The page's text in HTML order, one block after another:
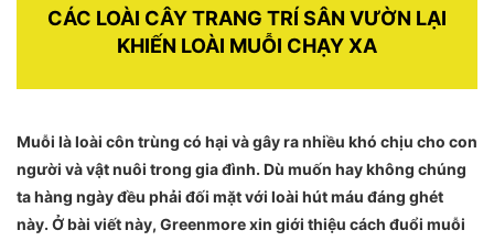
CÁC LOÀI CÂY TRANG TRÍ SÂN VƯỜN LẠI
KHIẾN LOÀI MUỖI CHẠY XA
Muỗi là loài côn trùng có hại và gây ra nhiều khó chịu cho con
người và vật nuôi trong gia đình. Dù muốn hay không chúng
ta hàng ngày đều phải đối mặt với loài hút máu đáng ghét
này. Ở bài viết này, Greenmore xin giới thiệu cách đuổi muỗi